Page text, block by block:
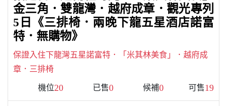
金三角．雙龍灣．越府成章．觀光專列
5日《三排椅．兩晚下龍五星酒店諾富
特．無購物》
保證入住下龍灣五星諾富特．「米其林美食」．越府成
章．三排椅
機位20 已售0 候補0 可售19